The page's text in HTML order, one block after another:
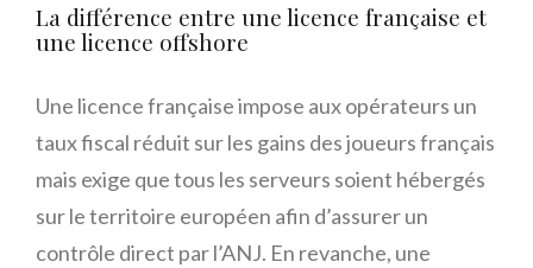
La différence entre une licence française et
une licence offshore
Une licence française impose aux opérateurs un
taux fiscal réduit sur les gains des joueurs français
mais exige que tous les serveurs soient hébergés
sur le territoire européen afin d’assurer un
contrôle direct par l’ANJ. En revanche, une